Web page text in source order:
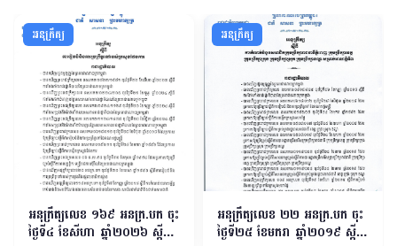
អនុក្រឹត្យ
អនុក្រឹត្យលេខ ១៦​៩ អនក្រ.បក ចុះ
ថ្ងៃទី៤ ខែសីហា ឆ្នាំ២០២៦ ស្តីពី
អនុក្រឹត្យ
អនុក្រឹត្យលេខ ២២ អនក្រ.បក ចុះ
ថ្ងៃទី២៥ ខែមករា ឆ្នាំ២០១៩ ស្ដីពី